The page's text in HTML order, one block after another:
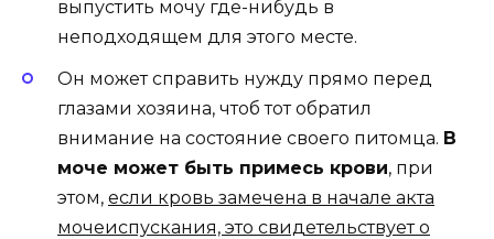
выпустить мочу где-нибудь в
неподходящем для этого месте.
Он может справить нужду прямо перед
глазами хозяина, чтоб тот обратил
внимание на состояние своего питомца. В
моче может быть примесь крови, при
этом, если кровь замечена в начале акта
мочеиспускания, это свидетельствует о